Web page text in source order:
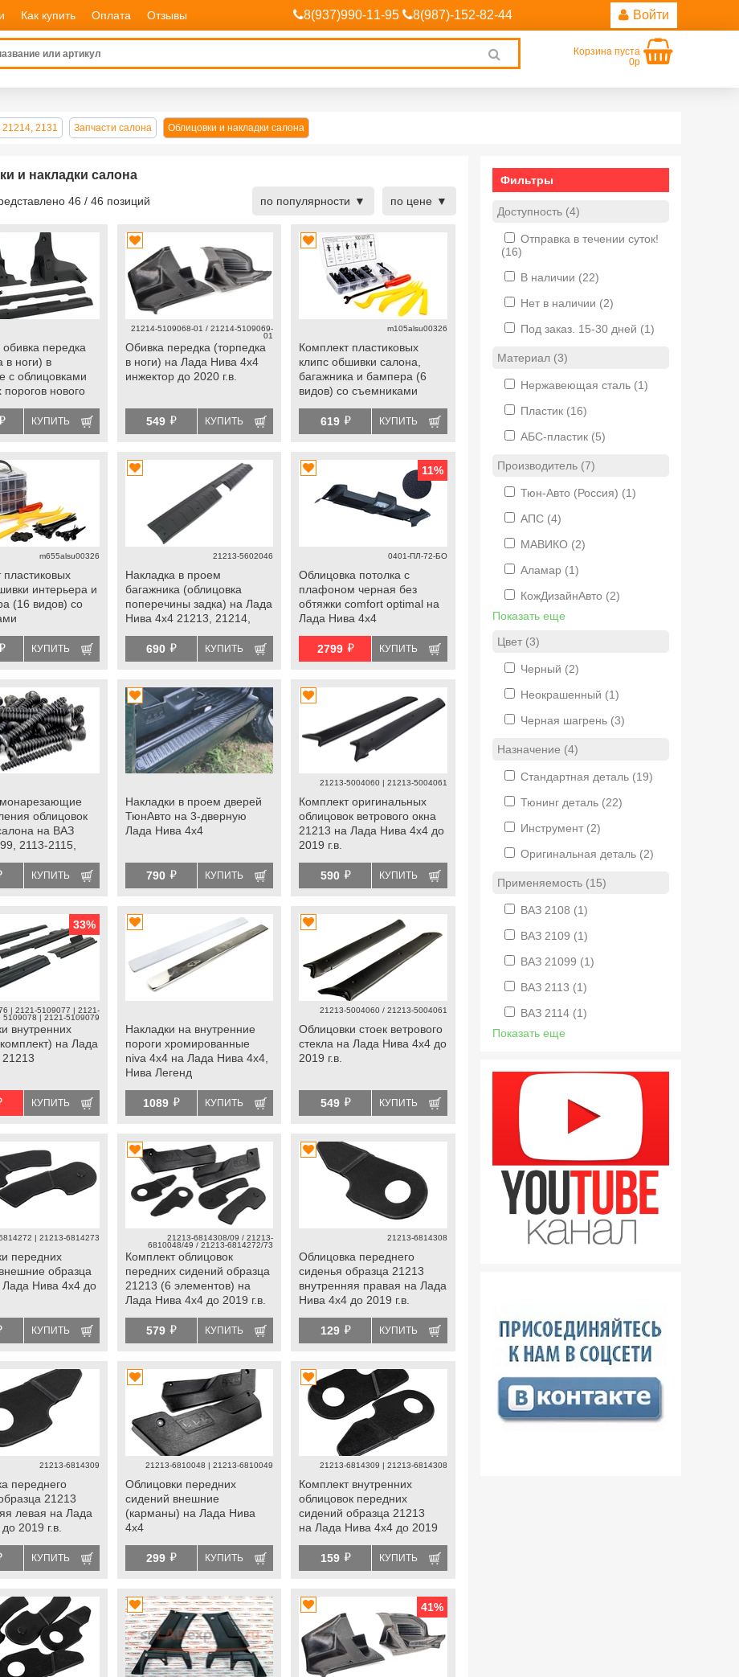
Как купить Оплата Отзывы 8(937)990-11-95 8(987)-152-82-44 Войти
search
Корзина пуста
0р
2131 Запчасти салона Облицовки и накладки салона
и накладки салона
46 / 46 позиций по популярности по цене
обивка передка
в ноги) в
с облицовками
порогов нового
КУПИТЬ
21214-5109068-01 / 21214-5109069-
01
Обивка передка (торпедка
в ноги) на Лада Нива 4х4
инжектор до 2020 г.в.
549 й КУПИТЬ
m105alsu00326
Комплект пластиковых
клипс обшивки салона,
багажника и бампера (6
видов) со съемниками
619 й КУПИТЬ
m655alsu00326
пластиковых
интерьера и
(16 видов) со
КУПИТЬ
21213-5602046
Накладка в проем
багажника (облицовка
поперечины задка) на Лада
Нива 4х4 21213, 21214,
690 й КУПИТЬ
11%
0401-ПЛ-72-БО
Облицовка потолка с
плафоном черная без
обтяжки comfort optimal на
Лада Нива 4х4
2799 й КУПИТЬ
облицовок
на ВАЗ
2113-2115,
4х4, Нива
КУПИТЬ
Накладки в проем дверей
ТюнАвто на 3-дверную
Лада Нива 4х4
790 й КУПИТЬ
21213-5004060 | 21213-5004061
Комплект оригинальных
облицовок ветрового окна
21213 на Лада Нива 4х4 до
2019 г.в.
590 й КУПИТЬ
33%
| 2121-5109077 | 2121-
5109078 | 2121-5109079
внутренних
на Лада
КУПИТЬ
Накладки на внутренние
пороги хромированные
niva 4x4 на Лада Нива 4х4,
Нива Легенд
1089 й КУПИТЬ
21213-5004060 / 21213-5004061
Облицовки стоек ветрового
стекла на Лада Нива 4х4 до
2019 г.в.
549 й КУПИТЬ
| 21213-6814273
передних
образца
Лада Нива 4х4 до
КУПИТЬ
21213-6814308/09 / 21213-
6810048/49 / 21213-6814272/73
Комплект облицовок
передних сидений образца
21213 (6 элементов) на
Лада Нива 4х4 до 2019 г.в.
579 й КУПИТЬ
21213-6814308
Облицовка переднего
сиденья образца 21213
внутренняя правая на Лада
Нива 4х4 до 2019 г.в.
129 й КУПИТЬ
21213-6814309
переднего
21213
левая на Лада
2019 г.в.
КУПИТЬ
21213-6810048 | 21213-6810049
Облицовки передних
сидений внешние
(карманы) на Лада Нива
4х4
299 й КУПИТЬ
21213-6814309 | 21213-6814308
Комплект внутренних
облицовок передних
сидений образца 21213
на Лада Нива 4х4 до 2019
159 й КУПИТЬ
41%
Фильтры
Доступность (4)
Отправка в течении суток!
(16)
В наличии (22)
Нет в наличии (2)
Под заказ. 15-30 дней (1)
Материал (3)
Нержавеющая сталь (1)
Пластик (16)
АБС-пластик (5)
Производитель (7)
Тюн-Авто (Россия) (1)
АПС (4)
МАВИКО (2)
Аламар (1)
КожДизайнАвто (2)
Показать еще
Цвет (3)
Черный (2)
Неокрашенный (1)
Черная шагрень (3)
Назначение (4)
Стандартная деталь (19)
Тюнинг деталь (22)
Инструмент (2)
Оригинальная деталь (2)
Применяемость (15)
ВАЗ 2108 (1)
ВАЗ 2109 (1)
ВАЗ 21099 (1)
ВАЗ 2113 (1)
ВАЗ 2114 (1)
Показать еще